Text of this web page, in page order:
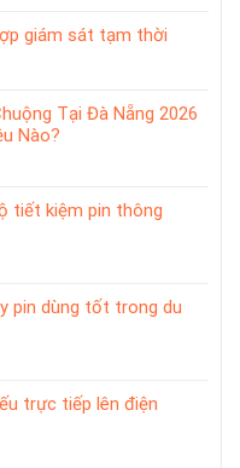
giám sát tạm thời
Tại Đà Nẵng 2026
Nào?
tiết kiệm pin thông
pin dùng tốt trong du
trực tiếp lên điện